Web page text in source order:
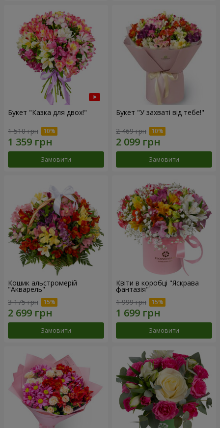
Букет "Казка для двох!"
1 510 грн
Замовити
Букет "У захваті від тебе!"
2 469 грн
Замовити
Кошик альстромерій
"Акварель"
3 175 грн
Замовити
Квіти в коробці "Яскрава
фантазія"
1 999 грн
Замовити